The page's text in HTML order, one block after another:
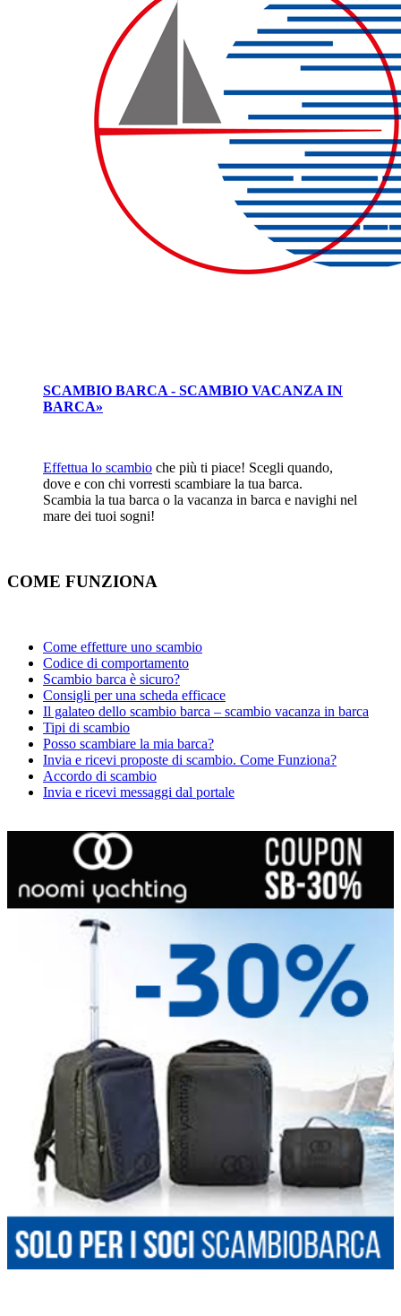
SCAMBIO BARCA - SCAMBIO VACANZA IN
BARCA»
Effettua lo scambio che più ti piace! Scegli quando,
dove e con chi vorresti scambiare la tua barca.
Scambia la tua barca o la vacanza in barca e navighi nel
mare dei tuoi sogni!
COME FUNZIONA
Come effetture uno scambio
Codice di comportamento
Scambio barca è sicuro?
Consigli per una scheda efficace
Il galateo dello scambio barca – scambio vacanza in barca
Tipi di scambio
Posso scambiare la mia barca?
Invia e ricevi proposte di scambio. Come Funziona?
Accordo di scambio
Invia e ricevi messaggi dal portale